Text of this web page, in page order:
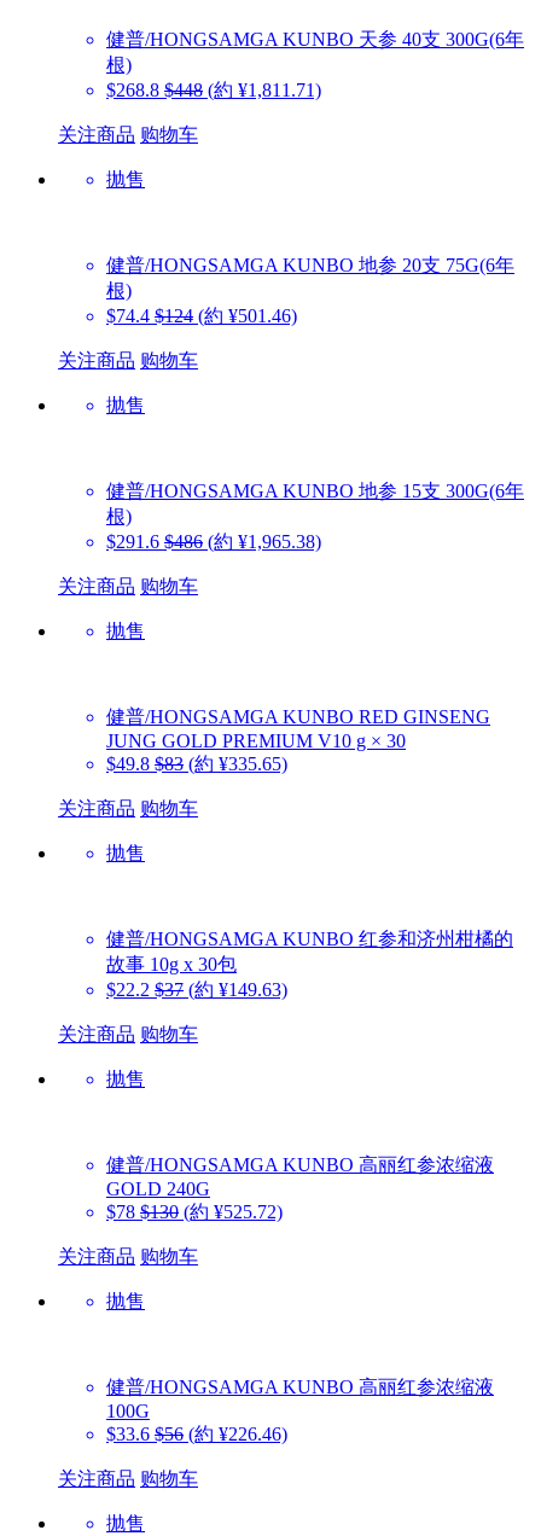
健普/HONGSAMGA KUNBO 天参 40支 300G(6年
根)
$268.8 $448 (約 ¥1,811.71)
关注商品 购物车
抛售
健普/HONGSAMGA KUNBO 地参 20支 75G(6年
根)
$74.4 $124 (約 ¥501.46)
关注商品 购物车
抛售
健普/HONGSAMGA KUNBO 地参 15支 300G(6年
根)
$291.6 $486 (約 ¥1,965.38)
关注商品 购物车
抛售
健普/HONGSAMGA KUNBO RED GINSENG
JUNG GOLD PREMIUM V10 g × 30
$49.8 $83 (約 ¥335.65)
关注商品 购物车
抛售
健普/HONGSAMGA KUNBO 红参和济州柑橘的
故事 10g x 30包
$22.2 $37 (約 ¥149.63)
关注商品 购物车
抛售
健普/HONGSAMGA KUNBO 高丽红参浓缩液
GOLD 240G
$78 $130 (約 ¥525.72)
关注商品 购物车
抛售
健普/HONGSAMGA KUNBO 高丽红参浓缩液
100G
$33.6 $56 (約 ¥226.46)
关注商品 购物车
抛售